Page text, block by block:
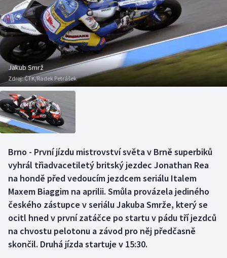
Americký fotbal
Baseball a softbal
Basketbal
Biatlon
Boby a skeleton
Curling
Dostihy
Florbal
Futsal
NEPŘEHLÉDNĚTE
Soutěže
Historické návraty
Aplikace ČT sport
AZ kvíz
Jakub Smrž
Zdroj:ČTK/Radek Petrášek
Brno - První jízdu mistrovství světa v Brně superbiků
vyhrál třiadvacetiletý britský jezdec Jonathan Rea
na hondě před vedoucím jezdcem seriálu Italem
Maxem Biaggim na aprilii. Smůla provázela jediného
českého zástupce v seriálu Jakuba Smrže, který se
ocitl hned v první zatáčce po startu v pádu tří jezdců
na chvostu pelotonu a závod pro něj předčasně
skončil. Druhá jízda startuje v 15:30.